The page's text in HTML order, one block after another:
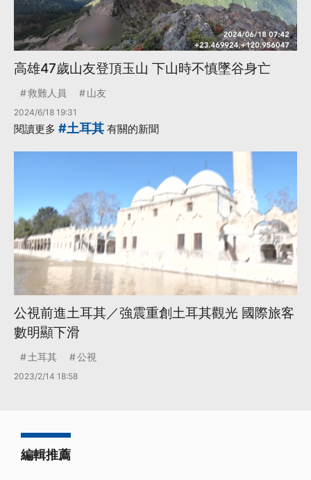
高雄47歲山友登頂玉山 下山時不慎墜谷身亡
救難人員 山友
2024/6/18 19:31
閱讀更多 #土耳其 有關的新聞
公視前進土耳其／強震重創土耳其觀光 國際旅客
數明顯下滑
土耳其 公視
2023/2/14 18:58
編輯推薦